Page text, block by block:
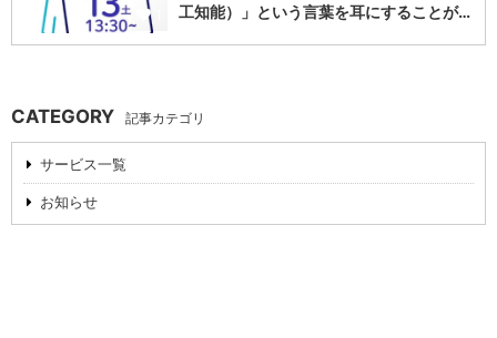
1
工知能）」という言葉を耳にすることが…
CATEGORY 記事カテゴリ
サービス一覧
お知らせ